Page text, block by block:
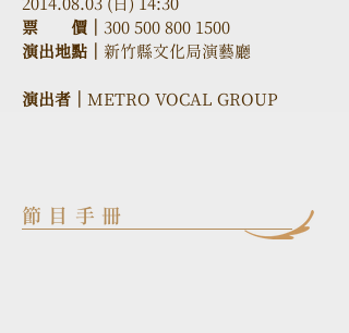
2014.08.03 (日) 14:30
票　　價｜ 300 500 800 1500
演出地點｜ 新竹縣文化局演藝廳
演出者｜ METRO VOCAL GROUP
節目手冊